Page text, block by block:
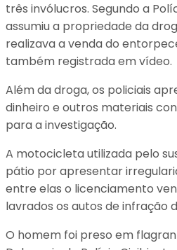
três invólucros. Segundo a
assumiu a propriedade da
realizava a venda do
também registrada em vídeo.
Além da droga, os policiais
dinheiro e outros materiais
para a investigação.
A motocicleta utilizada pelo
pátio por apresentar
entre elas o licenciamento
lavrados os autos de infração
O homem foi preso em